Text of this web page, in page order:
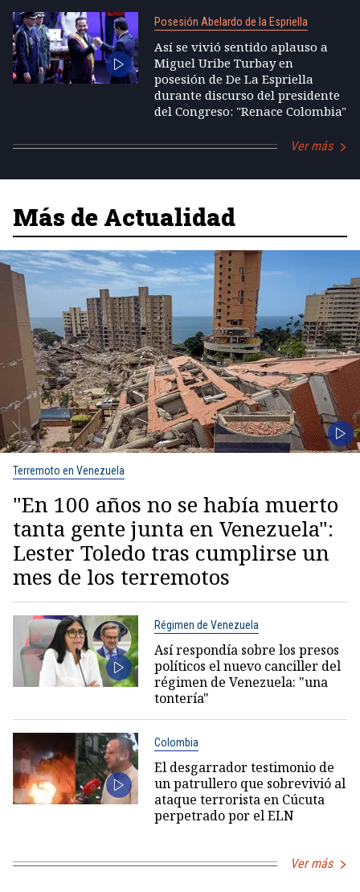
Posesión Abelardo de la Espriella
Así se vivió sentido aplauso a
Miguel Uribe Turbay en
posesión de De La Espriella
durante discurso del presidente
del Congreso: "Renace Colombia"
Ver más
Más de Actualidad
Terremoto en Venezuela
"En 100 años no se había muerto
tanta gente junta en Venezuela":
Lester Toledo tras cumplirse un
mes de los terremotos
Régimen de Venezuela
Así respondía sobre los presos
políticos el nuevo canciller del
régimen de Venezuela: "una
tontería"
Colombia
El desgarrador testimonio de
un patrullero que sobrevivió al
ataque terrorista en Cúcuta
perpetrado por el ELN
Ver más